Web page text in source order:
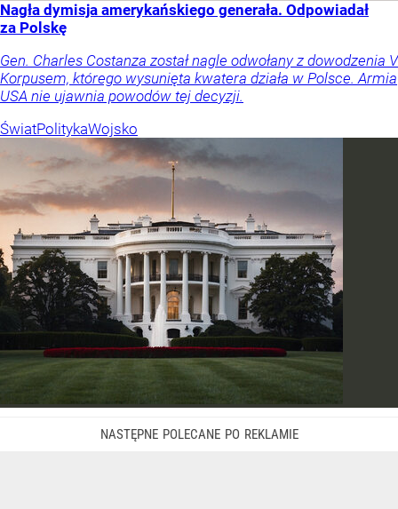
Nagła dymisja amerykańskiego generała. Odpowiadał
za Polskę
Gen. Charles Costanza został nagle odwołany z dowodzenia V
Korpusem, którego wysunięta kwatera działa w Polsce. Armia
USA nie ujawnia powodów tej decyzji.
ŚwiatPolitykaWojsko